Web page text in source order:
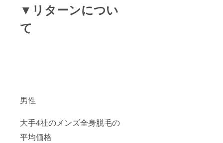
▼リターンについ
て
男性
大手4社のメンズ全身脱毛の
平均価格